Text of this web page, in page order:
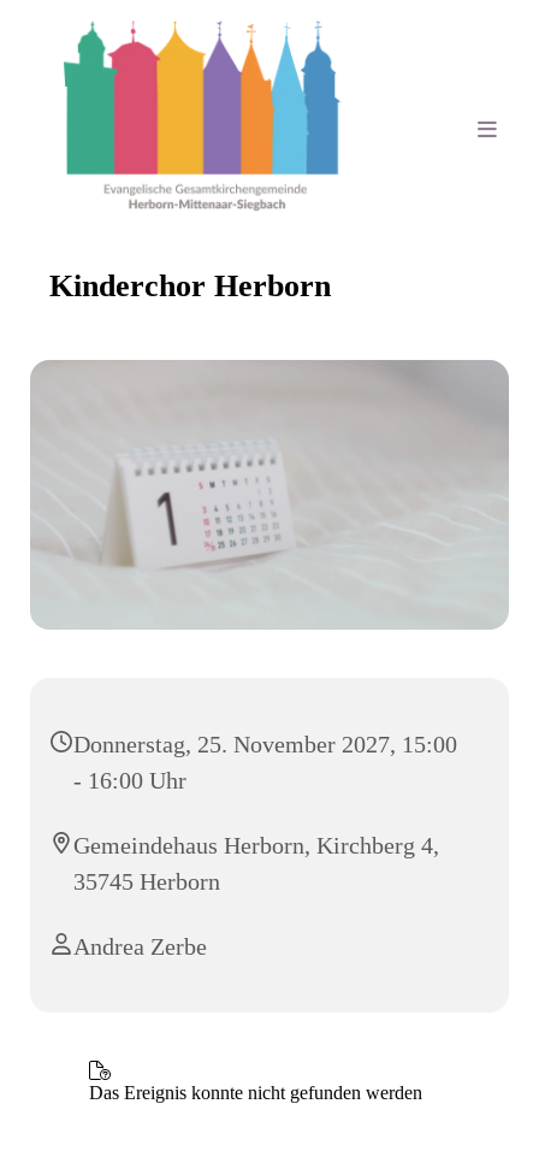
Kinderchor Herborn
Donnerstag, 25. November 2027, 15:00
- 16:00 Uhr
Gemeindehaus Herborn, Kirchberg 4,
35745 Herborn
Andrea Zerbe